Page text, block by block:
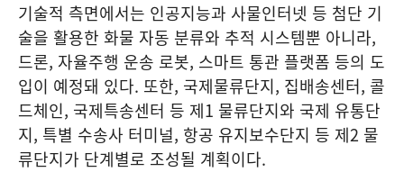
기술적 측면에서는 인공지능과 사물인터넷 등 첨단 기
술을 활용한 화물 자동 분류와 추적 시스템뿐 아니라,
드론, 자율주행 운송 로봇, 스마트 통관 플랫폼 등의 도
입이 예정돼 있다. 또한, 국제물류단지, 집배송센터, 콜
드체인, 국제특송센터 등 제1 물류단지와 국제 유통단
지, 특별 수송사 터미널, 항공 유지보수단지 등 제2 물
류단지가 단계별로 조성될 계획이다.